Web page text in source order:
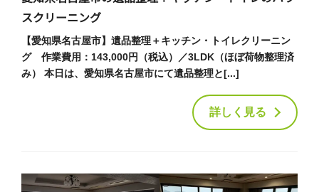
スクリーニング
【愛知県名古屋市】遺品整理＋キッチン・トイレクリーニン
グ 作業費用：143,000円（税込）／3LDK（ほぼ荷物整理済
み） 本日は、愛知県名古屋市にて遺品整理と[...]
詳しく見る